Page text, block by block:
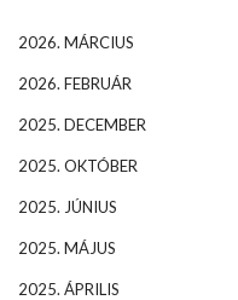
2026. MÁRCIUS
2026. FEBRUÁR
2025. DECEMBER
2025. OKTÓBER
2025. JÚNIUS
2025. MÁJUS
2025. ÁPRILIS